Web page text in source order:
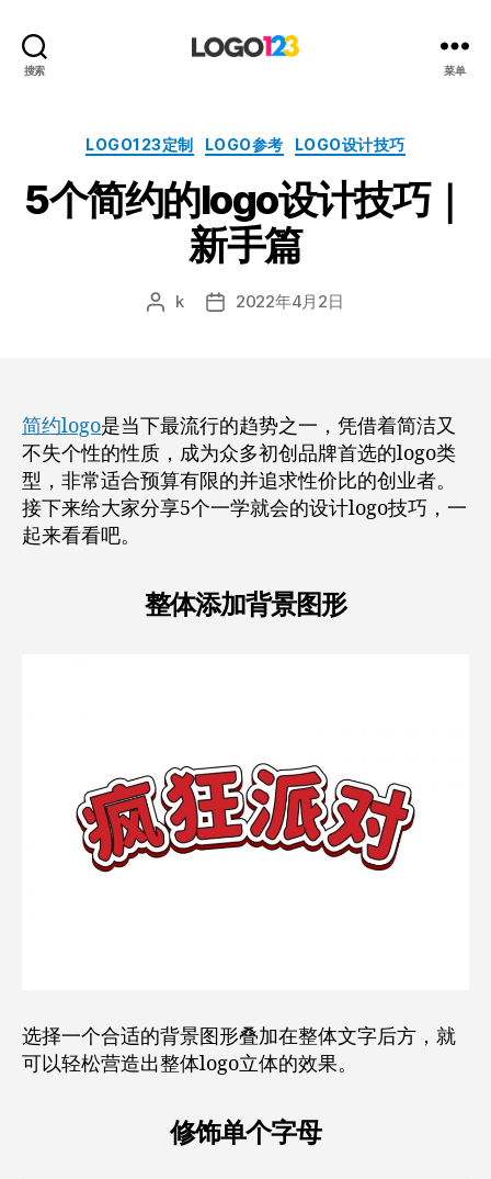
搜索
设
计
博
客
菜单
分
LOGO123定制 LOGO参考 LOGO设计技巧
5个简约的logo设计技巧｜
新手篇
文 k
发 2022年4月2日
简约logo是当下最流行的趋势之一，凭借着简洁又
不失个性的性质，成为众多初创品牌首选的logo类
型，非常适合预算有限的并追求性价比的创业者。
接下来给大家分享5个一学就会的设计logo技巧，一
起来看看吧。
整体添加背景图形
选择一个合适的背景图形叠加在整体文字后方，就
可以轻松营造出整体logo立体的效果。
修饰单个字母